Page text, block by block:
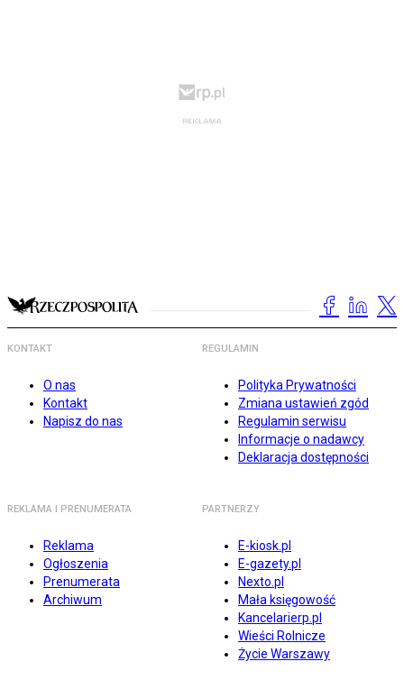
KONTAKT
O nas
Kontakt
Napisz do nas
REGULAMIN
Polityka Prywatności
Zmiana ustawień zgód
Regulamin serwisu
Informacje o nadawcy
Deklaracja dostępności
REKLAMA I PRENUMERATA
Reklama
Ogłoszenia
Prenumerata
Archiwum
PARTNERZY
E-kiosk.pl
E-gazety.pl
Nexto.pl
Mała księgowość
Kancelarierp.pl
Wieści Rolnicze
Życie Warszawy